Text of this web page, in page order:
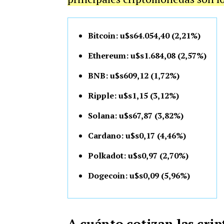
Bitcoin: u$s64.054,40 (2,21%)
Ethereum: u$s1.684,08 (2,57%)
BNB: u$s609,12 (1,72%)
Ripple: u$s1,15 (3,12%)
Solana: u$s67,87 (3,82%)
Cardano: u$s0,17 (4,46%)
Polkadot: u$s0,97 (2,70%)
Dogecoin: u$s0,09 (5,96%)